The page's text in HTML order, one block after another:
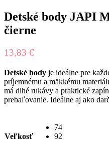
Detské body JAPI
čierne
13,83 €
Detské body je ideálne pre
príjemnému a mäkkému
má dlhé rukávy a praktické
prebaľovanie. Ideálne aj ako
Veľkosť
74
92